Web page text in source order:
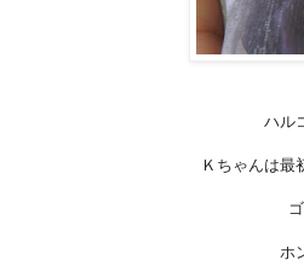
ハル
Ｋちゃんは最
ホ